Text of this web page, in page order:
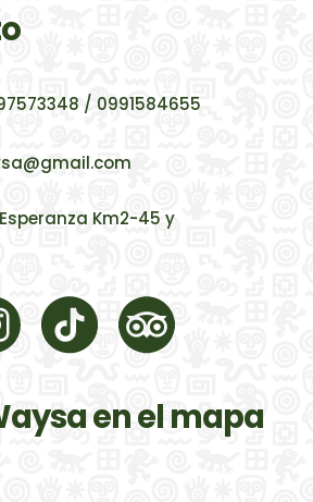
/ 0991584655
Km2-45 y
en el mapa